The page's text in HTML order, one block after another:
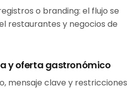
o branding: el flujo se
restaurantes y negocios de
y oferta gastronómico
mensaje clave y restricciones